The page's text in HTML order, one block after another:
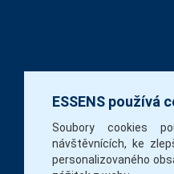
ESSENS používá
Soubory cookies
návštěvnících, ke
personalizovaného